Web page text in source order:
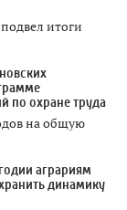
итоги
по охране труда
на общую
аграриям
динамику